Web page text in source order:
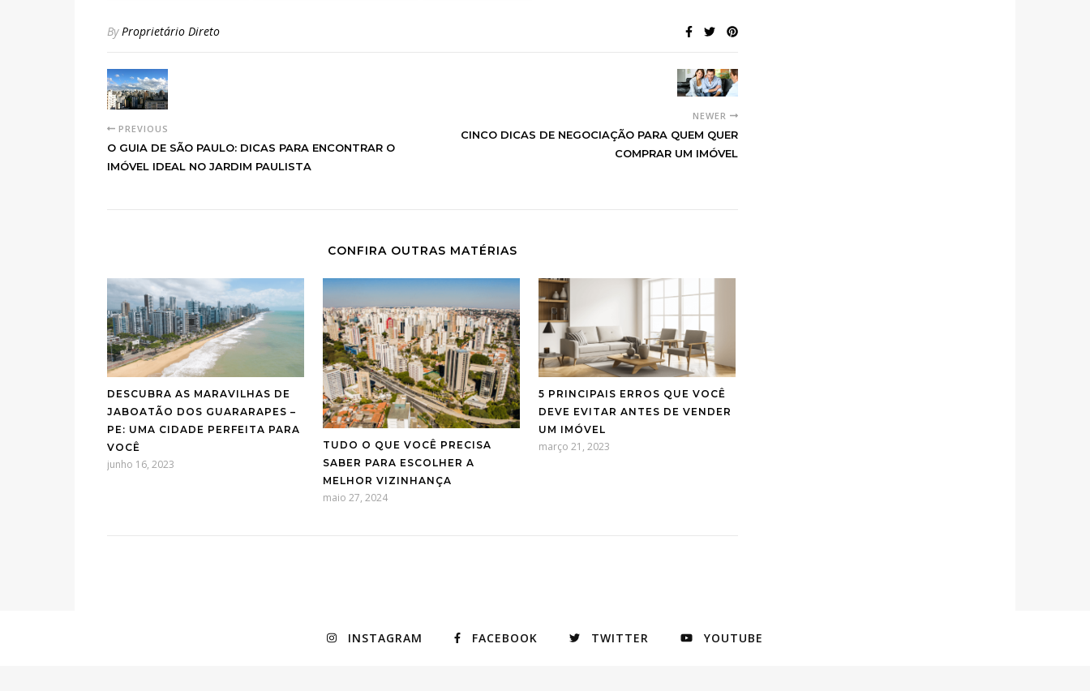
ByProprietário Direto
PREVIOUS
O GUIA DE SÃO PAULO: DICAS PARA ENCONTRAR O
IMÓVEL IDEAL NO JARDIM PAULISTA
NEWER
CINCO DICAS DE NEGOCIAÇÃO PARA QUEM QUER
COMPRAR UM IMÓVEL
CONFIRA OUTRAS MATÉRIAS
DESCUBRA AS MARAVILHAS DE
JABOATÃO DOS GUARARAPES –
PE: UMA CIDADE PERFEITA PARA
VOCÊ
junho 16, 2023
TUDO O QUE VOCÊ PRECISA
SABER PARA ESCOLHER A
MELHOR VIZINHANÇA
maio 27, 2024
5 PRINCIPAIS ERROS QUE VOCÊ
DEVE EVITAR ANTES DE VENDER
UM IMÓVEL
março 21, 2023
INSTAGRAM FACEBOOK TWITTER YOUTUBE